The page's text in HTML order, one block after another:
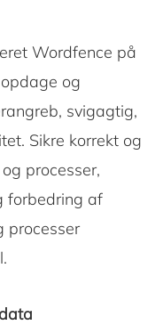
Wordfence på
og
svigagtig,
Sikre korrekt og
processer,
forbedring af
processer